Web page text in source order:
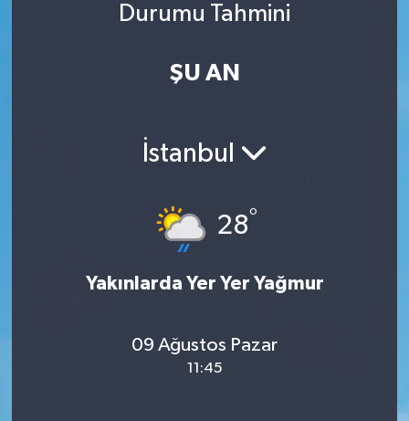
Durumu Tahmini
ŞU AN
İstanbul
28°
Yakınlarda Yer Yer Yağmur
09 Ağustos Pazar
11:45